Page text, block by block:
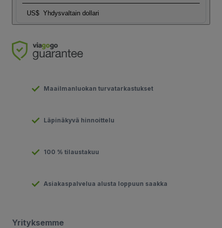
US$ Yhdysvaltain dollari
Maailmanluokan turvatarkastukset
Läpinäkyvä hinnoittelu
100 % tilaustakuu
Asiakaspalvelua alusta loppuun saakka
Yrityksemme